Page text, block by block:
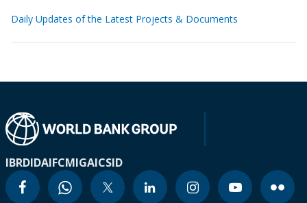
Daily Updates of the Latest Projects & Documents
IBRDIDAIFCMIGAICSID